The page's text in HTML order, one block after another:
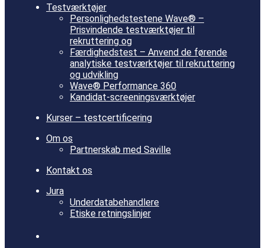
Testværktøjer
Personlighedstestene Wave® –
Prisvindende testværktøjer til
rekruttering og
Færdighedstest – Anvend de førende
analytiske testværktøjer til rekruttering
og udvikling
Wave® Performance 360
Kandidat-screeningsværktøjer
Kurser – testcertificering
Om os
Partnerskab med Saville
Kontakt os
Jura
Underdatabehandlere
Etiske retningslinjer